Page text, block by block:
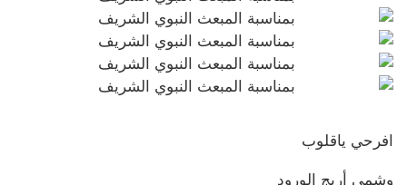
افرحي ياقلوب
وشمي أريج الورود